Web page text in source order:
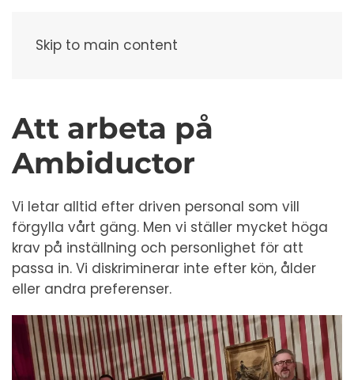
Skip to main content
Att arbeta på
Ambiductor
Vi letar alltid efter driven personal som vill
förgylla vårt gäng. Men vi ställer mycket höga
krav på inställning och personlighet för att
passa in. Vi diskriminerar inte efter kön, ålder
eller andra preferenser.